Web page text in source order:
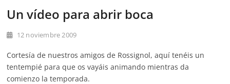
Un vídeo para abrir boca
12 noviembre 2009
Cortesía de nuestros amigos de Rossignol, aquí tenéis un
tentempié para que os vayáis animando mientras da
comienzo la temporada.